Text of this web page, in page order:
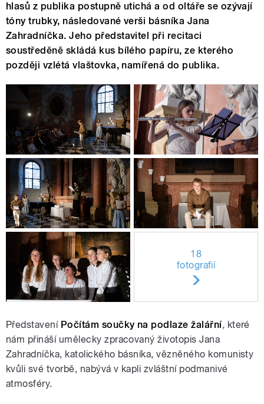
hlasů z publika postupně utichá a od oltáře se ozývají
tóny trubky, následované verši básníka Jana
Zahradníčka. Jeho představitel při recitaci
soustředěně skládá kus bílého papíru, ze kterého
později vzlétá vlaštovka, namířená do publika.
18
fotografií
Představení Počítám součky na podlaze žalářní, které
nám přináší umělecky zpracovaný životopis Jana
Zahradníčka, katolického básníka, vězněného komunisty
kvůli své tvorbě, nabývá v kapli zvláštní podmanivé
atmosféry.